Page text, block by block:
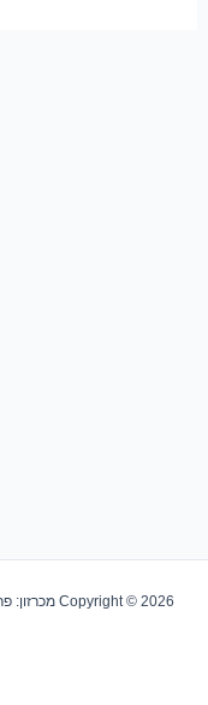
Copyright © 2026 מכרזון: פרסם מודעה / מכרז לכל מטרה | Powered by